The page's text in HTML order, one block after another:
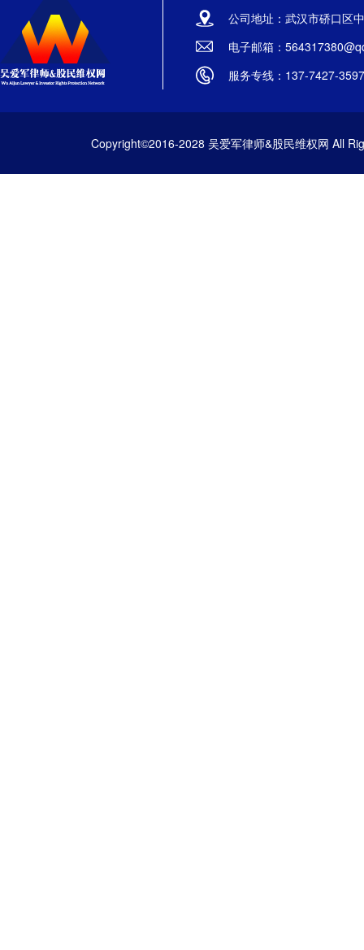
公司地址：武汉市硚口区
电子邮箱：
服务专线：137-7427-3597
Copyright©2016-2028 吴爱军律师&股民维权网 All